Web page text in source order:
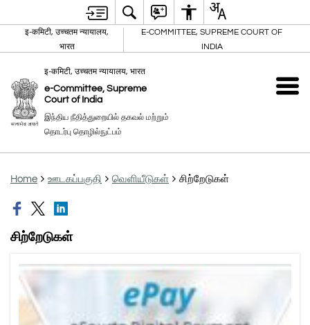
इ-कमिटी, उच्चतम न्यायालय,
भारत
E-COMMITTEE, SUPREME COURT OF
INDIA
इ-कमिटी, उच्चतम न्यायालय, भारत
e-Committee, Supreme
Court of India
இந்திய நீதித்துறையில் தகவல் மற்றும்
தொடர்பு தொழில்நுட்பம்
Home ஊடகப்பகுதி வெளியீடுகள் சிற்றேடுகள்
சிற்றேடுகள்